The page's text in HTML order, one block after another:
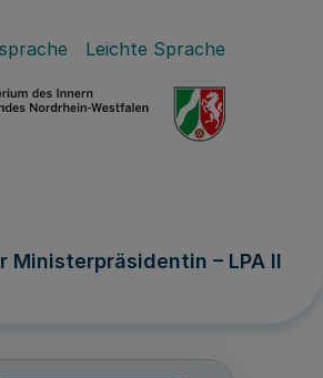
Leichte Sprache
– LPA II